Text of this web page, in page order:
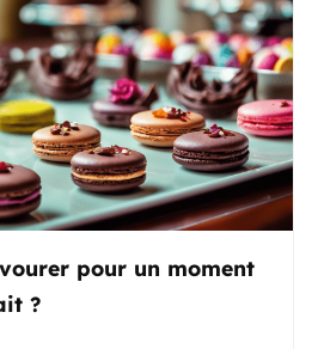
pour un moment
?